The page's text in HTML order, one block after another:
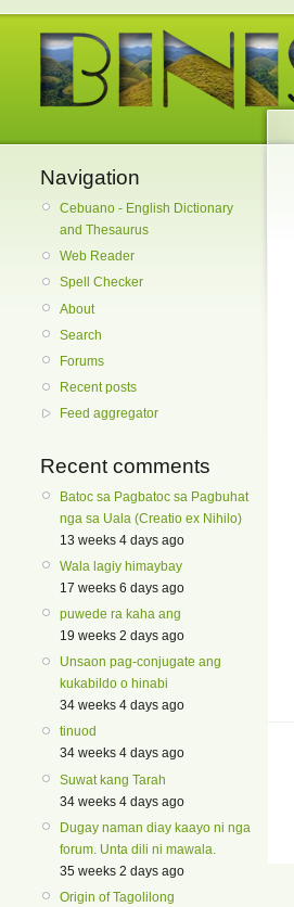
Navigation
Cebuano - English Dictionary
and Thesaurus
Web Reader
Spell Checker
About
Search
Forums
Recent posts
Feed aggregator
Recent comments
Batoc sa Pagbatoc sa Pagbuhat
nga sa Uala (Creatio ex Nihilo)
13 weeks 4 days ago
Wala lagiy himaybay
17 weeks 6 days ago
puwede ra kaha ang
19 weeks 2 days ago
Unsaon pag-conjugate ang
kukabildo o hinabi
34 weeks 4 days ago
tinuod
34 weeks 4 days ago
Suwat kang Tarah
34 weeks 4 days ago
Dugay naman diay kaayo ni nga
forum. Unta dili ni mawala.
35 weeks 2 days ago
Origin of Tagolilong